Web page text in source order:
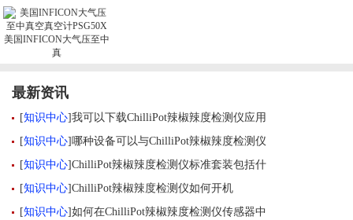
美国INFICON大气压至中
真
最新资讯
[知识中心]我可以下载ChilliPot辣椒辣度检测仪应用
[知识中心] 哪种设备可以与ChilliPot辣椒辣度检测仪
[知识中心]ChilliPot辣椒辣度检测仪标准套装包括什
[知识中心]ChilliPot辣椒辣度检测仪如何开机
[知识中心]如何在ChilliPot辣椒辣度检测仪传感器中